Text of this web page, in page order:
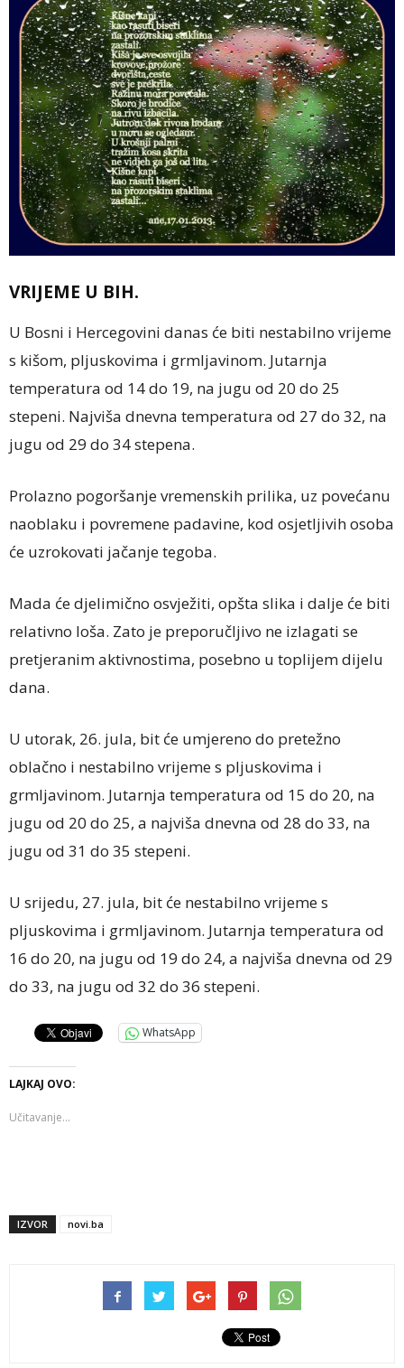
VRIJEME U BIH.
U Bosni i Hercegovini danas će biti nestabilno vrijeme
s kišom, pljuskovima i grmljavinom. Jutarnja
temperatura od 14 do 19, na jugu od 20 do 25
stepeni. Najviša dnevna temperatura od 27 do 32, na
jugu od 29 do 34 stepena.
Prolazno pogoršanje vremenskih prilika, uz povećanu
naoblaku i povremene padavine, kod osjetljivih osoba
će uzrokovati jačanje tegoba.
Mada će djelimično osvježiti, opšta slika i dalje će biti
relativno loša. Zato je preporučljivo ne izlagati se
pretjeranim aktivnostima, posebno u toplijem dijelu
dana.
U utorak, 26. jula, bit će umjereno do pretežno
oblačno i nestabilno vrijeme s pljuskovima i
grmljavinom. Jutarnja temperatura od 15 do 20, na
jugu od 20 do 25, a najviša dnevna od 28 do 33, na
jugu od 31 do 35 stepeni.
U srijedu, 27. jula, bit će nestabilno vrijeme s
pljuskovima i grmljavinom. Jutarnja temperatura od
16 do 20, na jugu od 19 do 24, a najviša dnevna od 29
do 33, na jugu od 32 do 36 stepeni.
WhatsApp
LAJKAJ OVO:
Učitavanje...
IZVOR novi.ba